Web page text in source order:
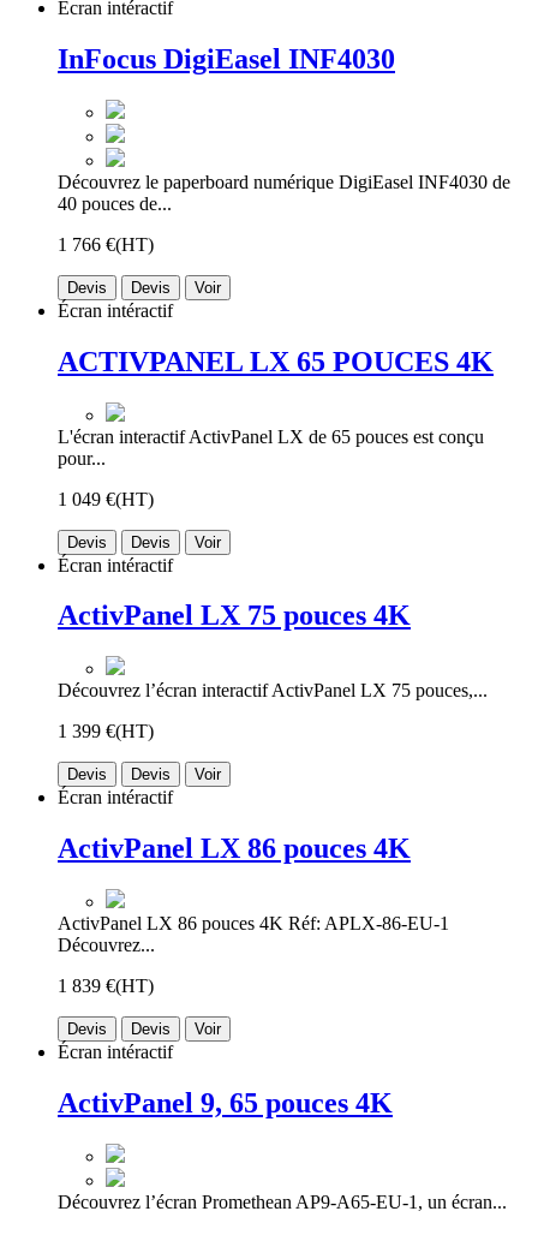
Écran intéractif
InFocus DigiEasel INF4030
Découvrez le paperboard numérique DigiEasel INF4030 de
40 pouces de...
1 766 €(HT)
Devis Devis Voir
Écran intéractif
ACTIVPANEL LX 65 POUCES 4K
L'écran interactif ActivPanel LX de 65 pouces est conçu
pour...
1 049 €(HT)
Devis Devis Voir
Écran intéractif
ActivPanel LX 75 pouces 4K
Découvrez l’écran interactif ActivPanel LX 75 pouces,...
1 399 €(HT)
Devis Devis Voir
Écran intéractif
ActivPanel LX 86 pouces 4K
ActivPanel LX 86 pouces 4K Réf: APLX-86-EU-1
Découvrez...
1 839 €(HT)
Devis Devis Voir
Écran intéractif
ActivPanel 9, 65 pouces 4K
Découvrez l’écran Promethean AP9-A65-EU-1, un écran...